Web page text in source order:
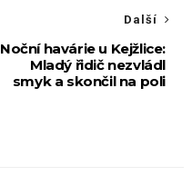
Další
Noční havárie u Kejžlice:
Mladý řidič nezvládl
smyk a skončil na poli